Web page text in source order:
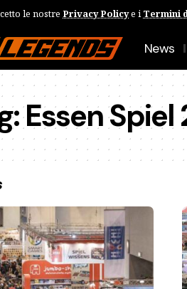
le nostre Privacy Policye i Termini
News
Essen Spiel